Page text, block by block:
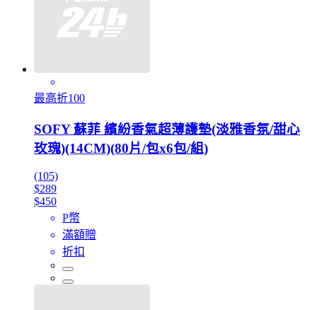
最高折100
SOFY 蘇菲 繽紛香氣超薄護墊(淡雅香氛/甜心
玫瑰)(14CM)(80片/包x6包/組)
(105)
$289
$450
P幣
滿額贈
折扣